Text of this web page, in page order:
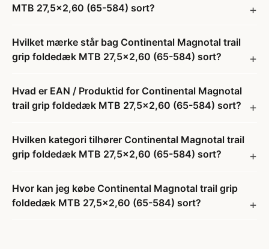
MTB 27,5x2,60 (65-584) sort?
Hvilket mærke står bag Continental Magnotal trail
grip foldedæk MTB 27,5x2,60 (65-584) sort?
Hvad er EAN / Produktid for Continental Magnotal
trail grip foldedæk MTB 27,5x2,60 (65-584) sort?
Hvilken kategori tilhører Continental Magnotal trail
grip foldedæk MTB 27,5x2,60 (65-584) sort?
Hvor kan jeg købe Continental Magnotal trail grip
foldedæk MTB 27,5x2,60 (65-584) sort?